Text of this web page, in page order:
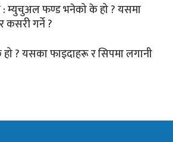
: म्युचुअल फण्ड भनेको के हो ? यसमा
कसरी गर्ने ?
? यसका फाइदाहरू र सिपमा लगानी